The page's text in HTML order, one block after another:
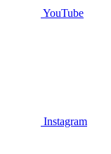
YouTube
Instagram